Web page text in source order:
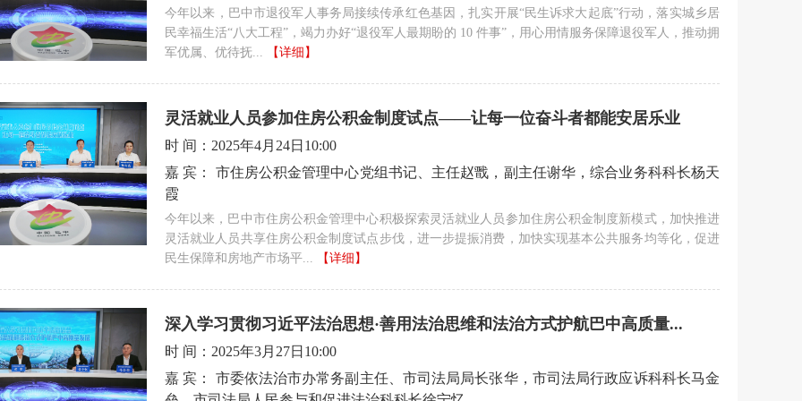
今年以来，巴中市退役军人事务局接续传承红色基因，扎实开展“民生诉求大起底”行动，落实城乡居
民幸福生活“八大工程”，竭力办好“退役军人最期盼的 10 件事”，用心用情服务保障退役军人，推动拥
军优属、优待抚...
【详细】
灵活就业人员参加住房公积金制度试点——让每一位奋斗者都能安居乐业
时 间： 2025年4月24日10:00
嘉 宾：
市住房公积金管理中心党组书记、主任赵戬，副主任谢华，综合业务科科长杨天
霞
今年以来，巴中市住房公积金管理中心积极探索灵活就业人员参加住房公积金制度新模式，加快推进
灵活就业人员共享住房公积金制度试点步伐，进一步提振消费，加快实现基本公共服务均等化，促进
民生保障和房地产市场平...
【详细】
深入学习贯彻习近平法治思想·善用法治思维和法治方式护航巴中高质量...
时 间： 2025年3月27日10:00
嘉 宾：
市委依法治市办常务副主任、市司法局局长张华，市司法局行政应诉科科长马金